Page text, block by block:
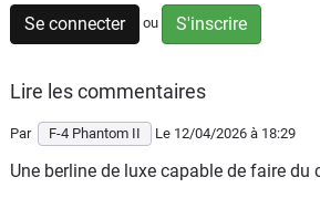
Flottes
Auto
Services
Forum
Se connecter ou S'inscrire
Lire les commentaires
Par F-4 Phantom II Le 12/04/2026 à 18:29
Une berline de luxe capable de faire du